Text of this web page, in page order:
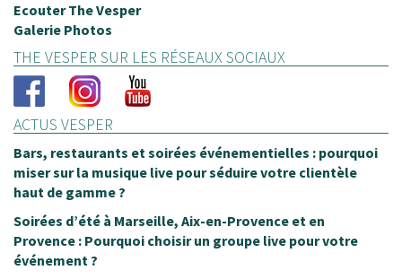
Ecouter The Vesper
Galerie Photos
THE VESPER SUR LES RÉSEAUX SOCIAUX
ACTUS VESPER
Bars, restaurants et soirées événementielles : pourquoi
miser sur la musique live pour séduire votre clientèle
haut de gamme ?
Soirées d’été à Marseille, Aix-en-Provence et en
Provence : Pourquoi choisir un groupe live pour votre
événement ?